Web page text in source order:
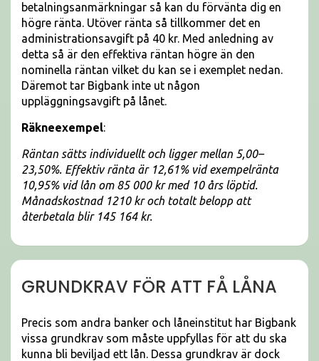
betalningsanmärkningar så kan du förvänta dig en
högre ränta. Utöver ränta så tillkommer det en
administrationsavgift på 40 kr. Med anledning av
detta så är den effektiva räntan högre än den
nominella räntan vilket du kan se i exemplet nedan.
Däremot tar Bigbank inte ut någon
uppläggningsavgift på lånet.
Räkneexempel:
Räntan sätts individuellt och ligger mellan 5,00–
23,50%. Effektiv ränta är 12,61% vid exempelränta
10,95% vid lån om 85 000 kr med 10 års löptid.
Månadskostnad 1210 kr och totalt belopp att
återbetala blir 145 164 kr.
GRUNDKRAV FÖR ATT FÅ LÅNA
Precis som andra banker och låneinstitut har Bigbank
vissa grundkrav som måste uppfyllas för att du ska
kunna bli beviljad ett lån. Dessa grundkrav är dock